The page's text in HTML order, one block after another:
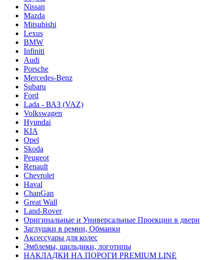
Nissan
Mazda
Mitsubishi
Lexus
BMW
Infiniti
Audi
Porsche
Mercedes-Benz
Subaru
Ford
Lada - ВАЗ (VAZ)
Volkswagen
Hyundai
KIA
Opel
Skoda
Peugeot
Renault
Chevrolet
Haval
ChanGan
Great Wall
Land-Rover
Оригинальные и Универсальные Проекции в двери
Заглушки в ремни, Обманки
Аксессуары для колес
Эмблемы, шильдики, логотипы
НАКЛАДКИ НА ПОРОГИ PREMIUM LINE